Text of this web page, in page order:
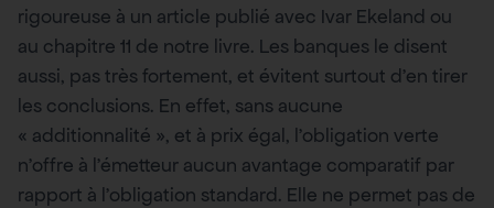
rigoureuse à un article publié avec Ivar Ekeland ou
au chapitre 11 de notre livre. Les banques le disent
aussi, pas très fortement, et évitent surtout d’en tirer
les conclusions. En effet, sans aucune
« additionnalité », et à prix égal, l’obligation verte
n’offre à l’émetteur aucun avantage comparatif par
rapport à l’obligation standard. Elle ne permet pas de